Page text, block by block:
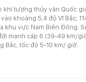
khí tượng thủy văn Quốc
khoảng 5,4 độ Vĩ Bắc;
khu vực Nam Biển Đông.
mạnh cấp 6 (39-49 km/
tốc độ 5-10 km/ giờ.